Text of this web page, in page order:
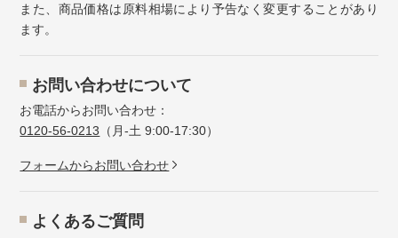
また、商品価格は原料相場により予告なく変更することがあり
ます。
お問い合わせについて
お電話からお問い合わせ：
0120-56-0213 （月-土 9:00-17:30）
フォームからお問い合わせ
よくあるご質問